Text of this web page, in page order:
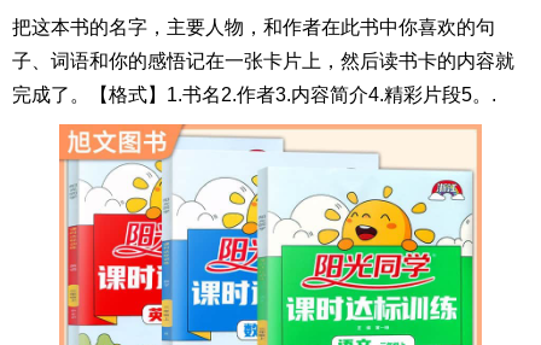
把这本书的名字，主要人物，和作者在此书中你喜欢的句
子、词语和你的感悟记在一张卡片上，然后读书卡的内容就
完成了。【格式】1.书名2.作者3.内容简介4.精彩片段5。.